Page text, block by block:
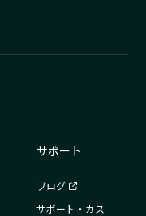
サポート
ブログ
サポート・カス